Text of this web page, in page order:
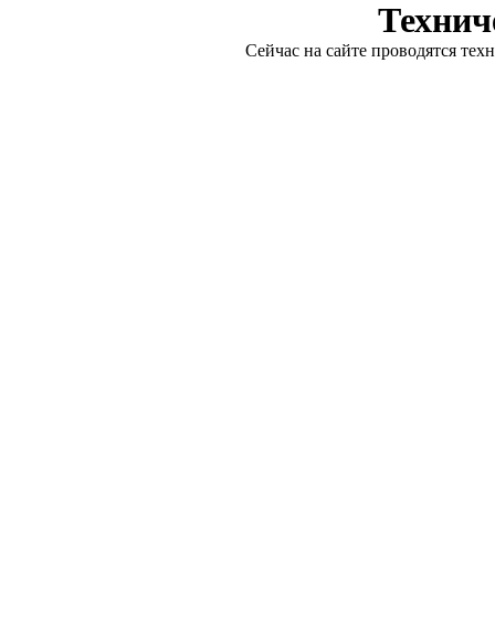
Сейчас на сайте проводятся